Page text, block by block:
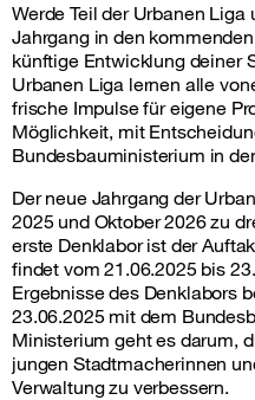
Werde Teil der Urbanen
Jahrgang in den
künftige Entwicklung deiner
Urbanen Liga lernen alle
frische Impulse für eigene
Möglichkeit, mit
Bundesbauministerium in
Der neue Jahrgang der
2025 und Oktober 2026 zu
erste Denklabor ist der
findet vom 21.06.2025 bis
Ergebnisse des Denklabors
23.06.2025 mit dem
Ministerium geht es darum,
jungen Stadtmacherinnen
Verwaltung zu verbessern.